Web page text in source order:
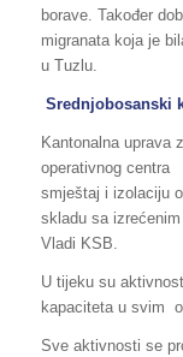
borave. Također
migranata koja je
u Tuzlu.
Srednjobosanski
Kantonalna uprava
operativnog centra
smještaj i izolaciju
skladu sa
Vladi KSB.
U tijeku su
kapaciteta u svim
Sve aktivnosti se